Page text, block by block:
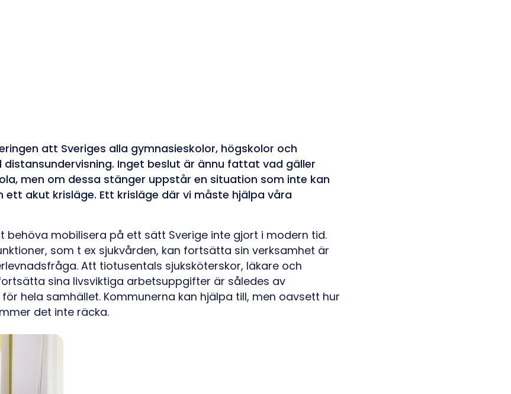
att Sveriges alla gymnasieskolor, högskolor och
Inget beslut är ännu fattat vad gäller
men om dessa stänger uppstår en situation som inte kan
ett akut krisläge. Ett krisläge där vi måste hjälpa våra
behöva mobilisera på ett sätt Sverige inte gjort i modern tid.
som t ex sjukvården, kan fortsätta sin verksamhet är
Att tiotusentals sjuksköterskor, läkare och
sina livsviktiga arbetsuppgifter är således av
hela samhället. Kommunerna kan hjälpa till, men oavsett hur
det inte räcka.